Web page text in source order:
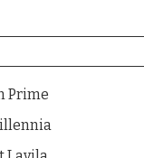
Prime